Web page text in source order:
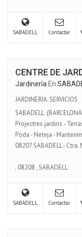
SABADELL Contactar
CENTRE DE
Jardinería En
JARDINERIA: SERVICIOS
SABADELL
Projectres jardins -
Poda - Neteja -
08207 SABADELL -
, 08208 ,SABADELL
SABADELL Contactar